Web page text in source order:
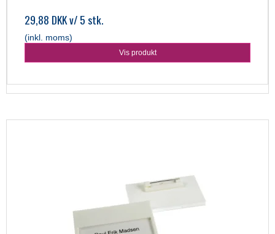
29,88 DKKv/ 5 stk.
(inkl. moms)
Vis produkt